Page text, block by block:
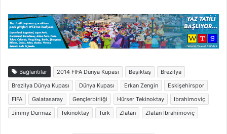
Bağlantılar 2014 FIFA Dünya Kupası Beşiktaş
Brezilya
Brezilya Dünya Kupası
Dünya Kupası Erkan Zengin
Eskişehirspor
FIFA
Galatasaray Gençlerbirliği Hürser Tekinoktay
Ibrahimoviç
Jimmy Durmaz
Tekinoktay Türk Zlatan Zlatan İbrahimoviç